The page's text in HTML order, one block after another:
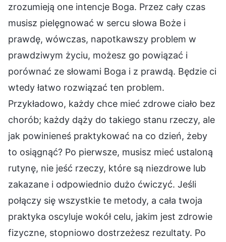
zrozumieją one intencje Boga. Przez cały czas
musisz pielęgnować w sercu słowa Boże i
prawdę, wówczas, napotkawszy problem w
prawdziwym życiu, możesz go powiązać i
porównać ze słowami Boga i z prawdą. Będzie ci
wtedy łatwo rozwiązać ten problem.
Przykładowo, każdy chce mieć zdrowe ciało bez
chorób; każdy dąży do takiego stanu rzeczy, ale
jak powinieneś praktykować na co dzień, żeby
to osiągnąć? Po pierwsze, musisz mieć ustaloną
rutynę, nie jeść rzeczy, które są niezdrowe lub
zakazane i odpowiednio dużo ćwiczyć. Jeśli
połączy się wszystkie te metody, a cała twoja
praktyka oscyluje wokół celu, jakim jest zdrowie
fizyczne, stopniowo dostrzeżesz rezultaty. Po